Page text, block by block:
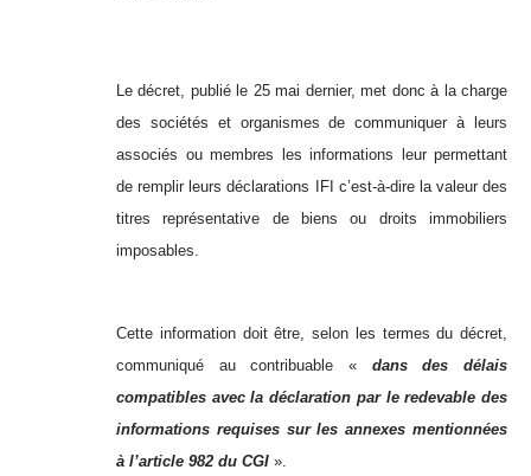
Le décret, publié le 25 mai dernier, met donc à la charge
des sociétés et organismes de communiquer à leurs
associés ou membres les informations leur permettant
de remplir leurs déclarations IFI c’est-à-dire la valeur des
titres représentative de biens ou droits immobiliers
imposables.
Cette information doit être, selon les termes du décret,
communiqué au contribuable « dans des délais
compatibles avec la déclaration par le redevable des
informations requises sur les annexes mentionnées
à l’article 982 du CGI ».